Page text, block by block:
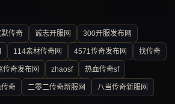
传奇 诚志开服网 300开服发布网
114素材传奇网 4571传奇发布网 找传奇
传奇发布网 zhaosf 热血传奇sf
奇 二零二传奇新服网 八当传奇新服网